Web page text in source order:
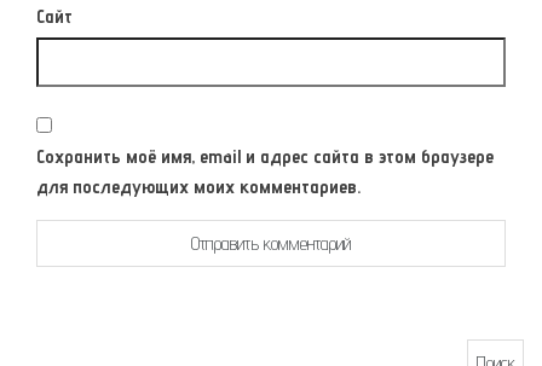
Сайт
Сохранить моё имя, email и адрес сайта в этом браузере
для последующих моих комментариев.